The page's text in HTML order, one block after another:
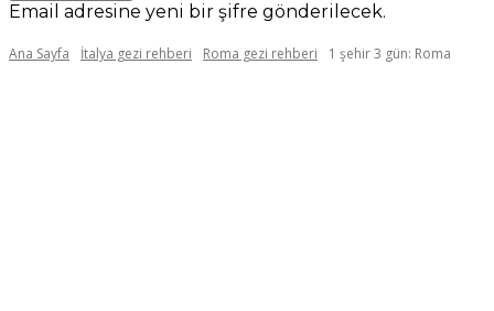
Email adresine yeni bir şifre gönderilecek.
Ana Sayfa İtalya gezi rehberi Roma gezi rehberi 1 şehir 3 gün: Roma